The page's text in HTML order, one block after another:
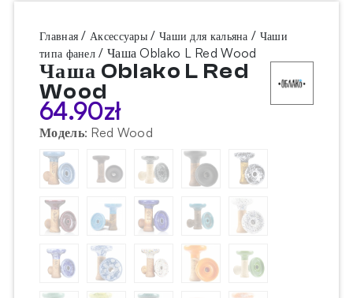
Главная /Аксессуары / Чаши для кальяна / Чаши
типа фанел / Чаша Oblako L Red Wood
Чаша Oblako L Red
Wood
64.90zł
Модель: Red Wood